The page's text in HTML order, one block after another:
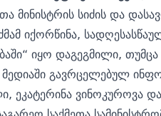
მინისტრის სიძის და
იქორწინა,
იყო დაგეგმილი,
გავრცელებულ
ვინოკუროვა